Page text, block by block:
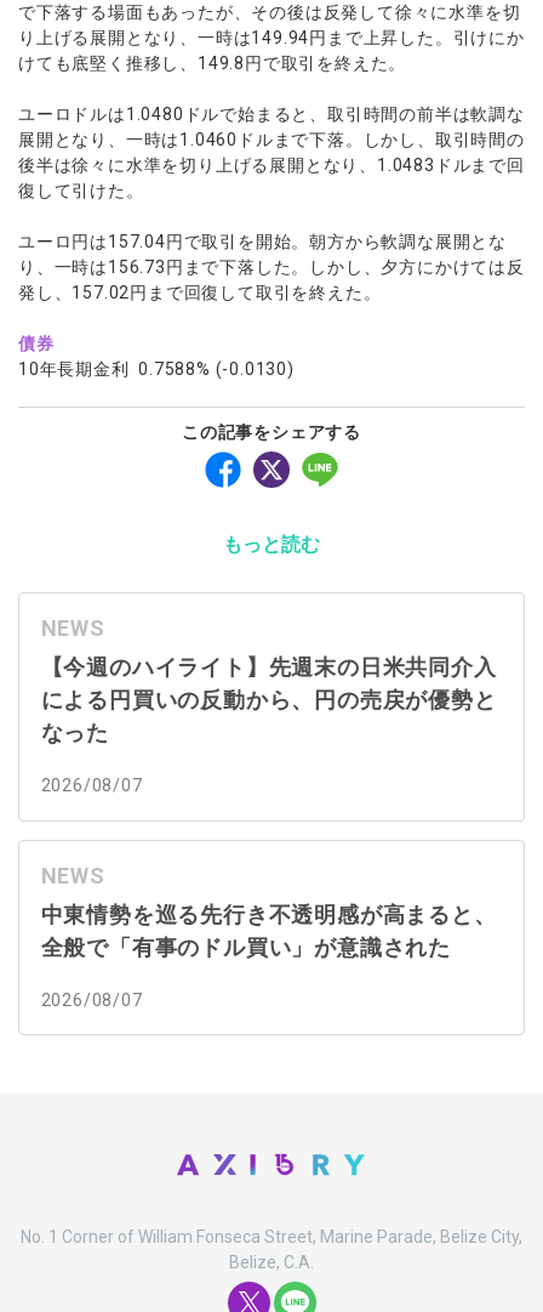
で下落する場面もあったが、その後は反発して徐々に水準を切
り上げる展開となり、一時は149.94円まで上昇した。引けにか
けても底堅く推移し、149.8円で取引を終えた。
ユーロドルは1.0480ドルで始まると、取引時間の前半は軟調な
展開となり、一時は1.0460ドルまで下落。しかし、取引時間の
後半は徐々に水準を切り上げる展開となり、1.0483ドルまで回
復して引けた。
ユーロ円は157.04円で取引を開始。朝方から軟調な展開とな
り、一時は156.73円まで下落した。しかし、夕方にかけては反
発し、157.02円まで回復して取引を終えた。
債券
10年長期金利 0.7588% (-0.0130)
この記事をシェアする
もっと読む
NEWS
【今週のハイライト】先週末の日米共同介入
による円買いの反動から、円の売戻が優勢と
なった
2026/08/07
NEWS
中東情勢を巡る先行き不透明感が高まると、
全般で「有事のドル買い」が意識された
2026/08/07
No. 1 Corner of William Fonseca Street, Marine Parade, Belize City,
Belize, C.A.